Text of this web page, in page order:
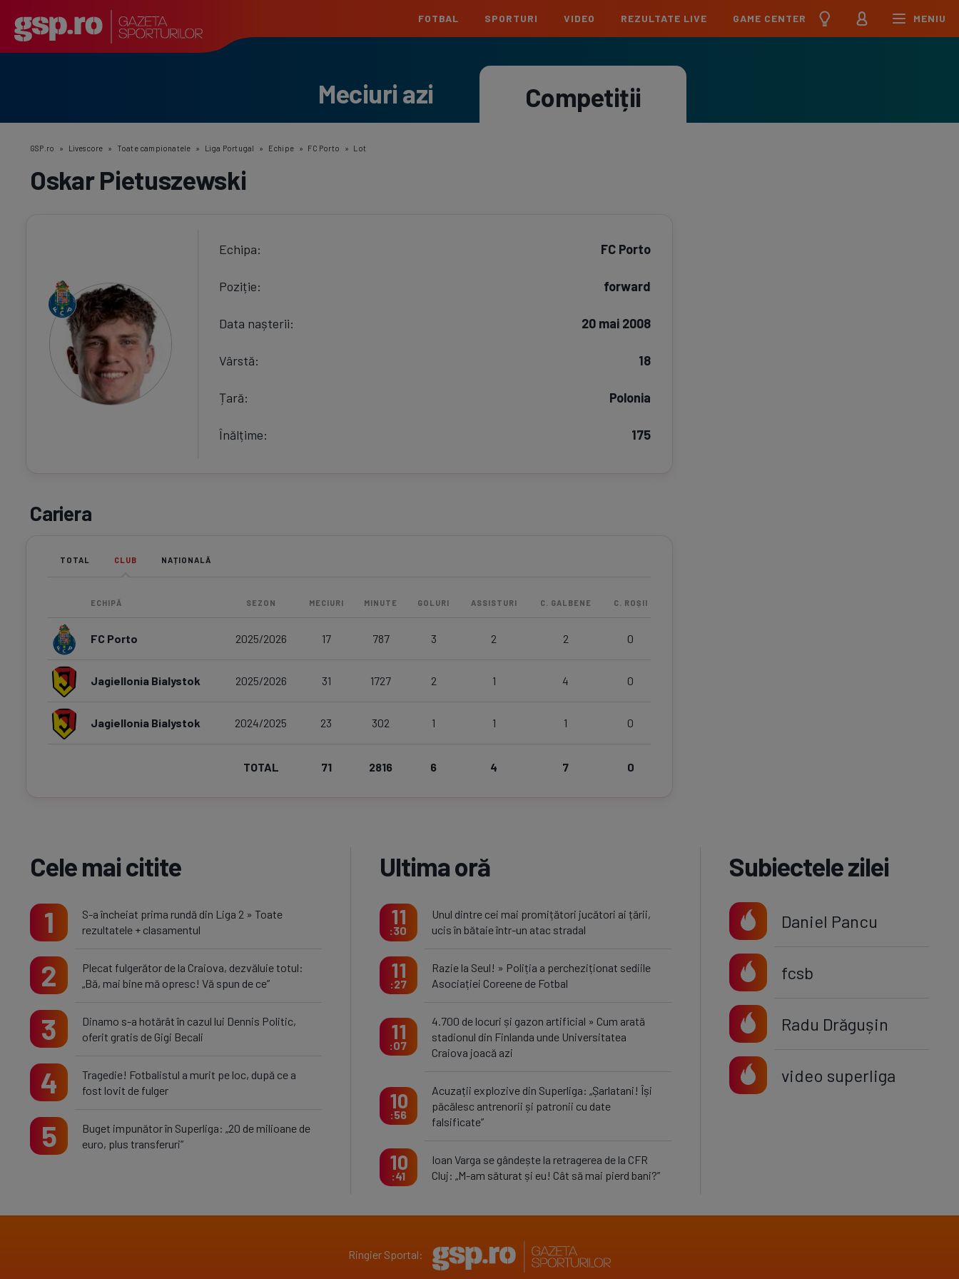
FOTBAL
Clasament
Liga 2
Echipe
Europa League
Premier League
U21
Pariuri sportive
SPORTURI VIDEO REZULTATE LIVE GAME CENTER MENIU
Meciuri azi Competiții
GSP.ro » Livescore » Toate campionatele » Liga Portugal » Echipe » FC Porto » Lot
Oskar Pietuszewski
Echipa FC Porto
Poziție forward
Data nașterii 20 mai 2008
Vârstă 18
Țară Polonia
Înălțime 175
Cariera
TOTAL CLUB NAȚIONALĂ
ECHIPĂ SEZON MECIURI MINUTE GOLURI ASSISTURI C. GALBENE C. ROȘII
FC Porto 2025/2026 17 787 3 2 2 0
Jagiellonia Bialystok 2025/2026 31 1727 2 1 4 0
Jagiellonia Bialystok 2024/2025 23 302 1 1 1 0
TOTAL 71 2816 6 4 7 0
Cele mai citite
1
S-a încheiat prima rundă din Liga 2 » Toate
rezultatele + clasamentul
2
Plecat fulgerător de la Craiova, dezvăluie totul:
„Bă, mai bine mă opresc! Vă spun de ce”
3
Dinamo s-a hotărât în cazul lui Dennis Politic,
oferit gratis de Gigi Becali
4
Tragedie! Fotbalistul a murit pe loc, după ce a
fost lovit de fulger
5
Buget impunător în Superliga: „20 de milioane de
euro, plus transferuri”
Ultima oră
11
30
Unul dintre cei mai promițători jucători ai țării,
ucis în bătaie într-un atac stradal
11
27
Razie la Seul! » Poliția a percheziționat sediile
Asociației Coreene de Fotbal
11
07
4.700 de locuri și gazon artificial » Cum arată
stadionul din Finlanda unde Universitatea
Craiova joacă azi
10
56
Acuzații explozive din Superliga: „Șarlatani! Își
păcălesc antrenorii și patronii cu date
falsificate”
10
41
Ioan Varga se gândește la retragerea de la CFR
Cluj: „M-am săturat și eu! Cât să mai pierd bani?”
Subiectele zilei
Daniel Pancu
fcsb
Radu Drăgușin
video superliga
Ringier Sportal: